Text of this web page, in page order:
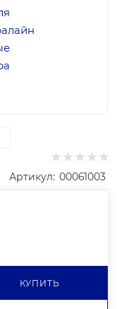
Артикул: 00061003
КУПИТЬ